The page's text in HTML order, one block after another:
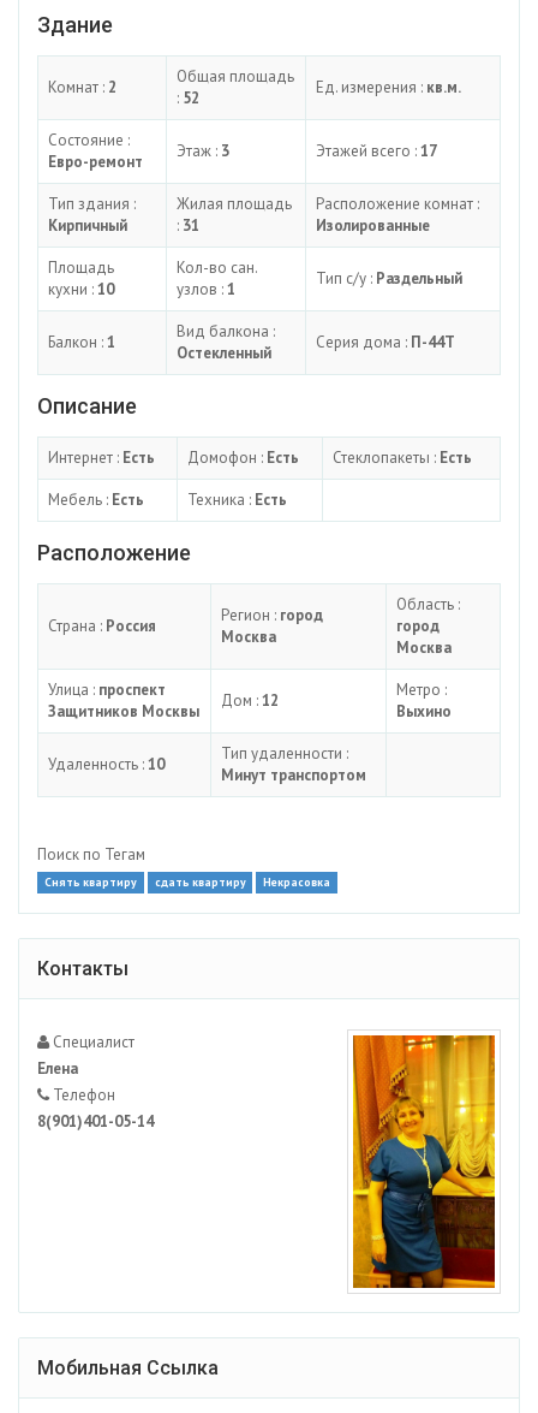
Здание
Комнат : 2
Общая площадь
: 52
Ед. измерения : кв.м.
Состояние :
Евро-ремонт
Этаж : 3 Этажей всего :17
Тип здания :
Кирпичный
Жилая площадь
: 31
Расположение комнат :
Изолированные
Площадь
кухни :10
Кол-во сан.
узлов :1
Тип с/у : Раздельный
Балкон :1
Вид балкона :
Остекленный
Серия дома : П-44Т
Описание
Интернет : Есть Домофон : Есть Стеклопакеты : Есть
Мебель : Есть Техника : Есть
Расположение
Страна : Россия
Регион : город
Москва
Область :
город
Москва
Улица : проспект
Защитников Москвы
Дом :12
Метро :
Выхино
Удаленность :10
Тип удаленности :
Минут транспортом
Поиск по Тегам
Снять квартиру сдать квартиру Некрасовка
Контакты
Специалист
Елена
Телефон
8(901)401-05-14
Мобильная Ссылка